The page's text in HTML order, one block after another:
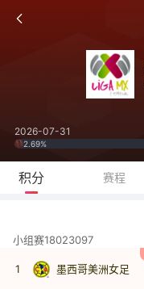
2026-07-31
2.69%
积分 赛程
小组赛18023097
1 墨西哥美洲女足